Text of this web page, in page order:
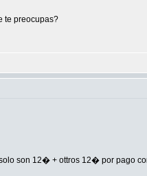
te preocupas?
son 12� + ottros 12� por pago